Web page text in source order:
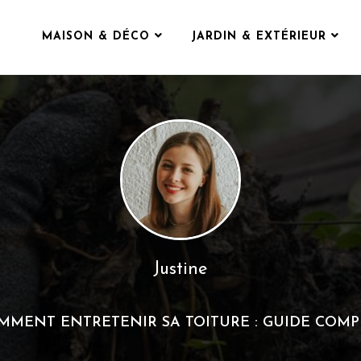
MAISON & DÉCO JARDIN & EXTÉRIEUR
Justine
ENTRETENIR SA TOITURE : GUIDE